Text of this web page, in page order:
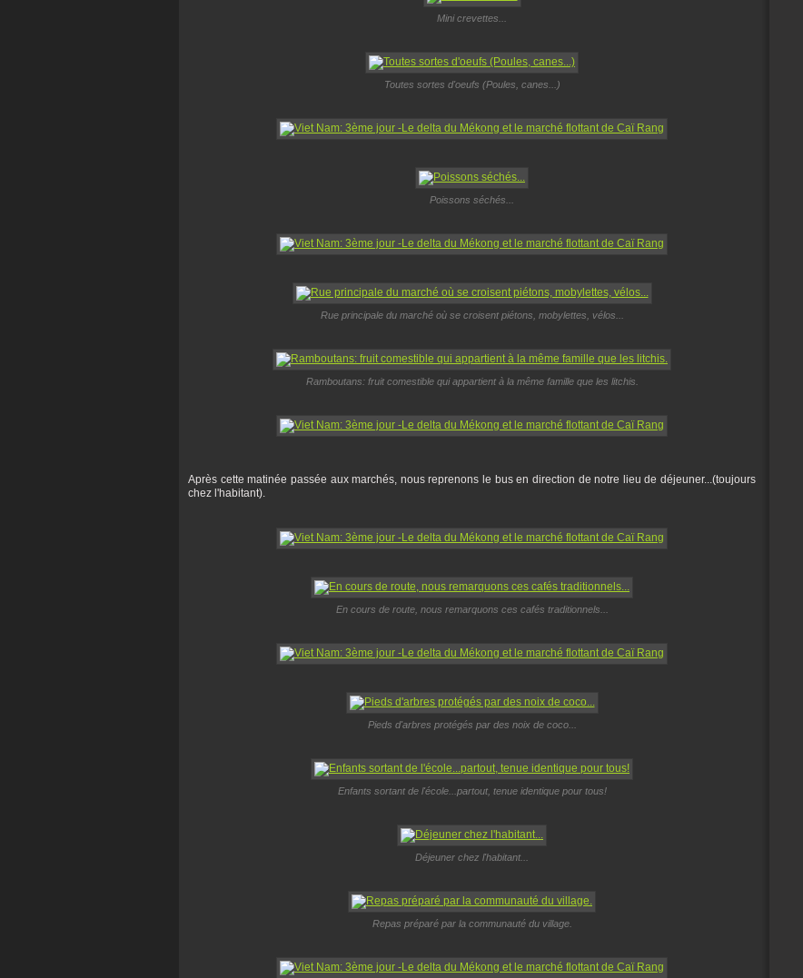
Mini crevettes...
Toutes sortes d'oeufs (Poules, canes...)
Poissons séchés...
Rue principale du marché où se croisent piétons, mobylettes, vélos...
Ramboutans: fruit comestible qui appartient à la même famille que les litchis.
Après cette matinée passée aux marchés, nous reprenons le bus en direction de notre lieu de déjeuner...(toujours
chez l'habitant).
En cours de route, nous remarquons ces cafés traditionnels...
Pieds d'arbres protégés par des noix de coco...
Enfants sortant de l'école...partout, tenue identique pour tous!
Déjeuner chez l'habitant...
Repas préparé par la communauté du village.